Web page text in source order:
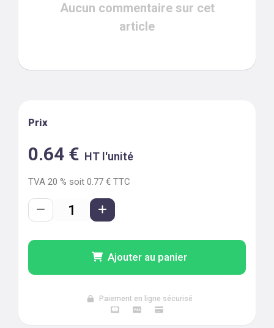
Aucun commentaire sur cet
article
Prix
0.64 € HT l'unité
TVA 20 % soit 0.77 € TTC
Ajouter au panier
Paiement en ligne sécurisé